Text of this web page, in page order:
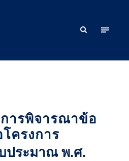
ารพิจารณาข้อ
โครงการ
ประมาณ พ.ศ.